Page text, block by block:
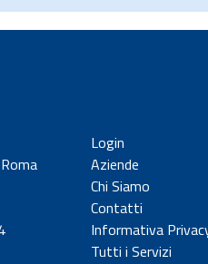
Login
Aziende
Chi Siamo
Contatti
Informativa
Tutti i Servizi